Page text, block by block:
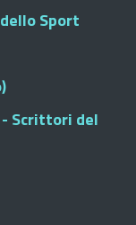
Sport
Scrittori del